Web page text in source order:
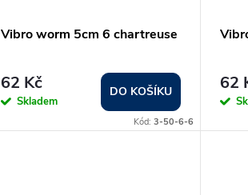
Vibro worm 5cm 6 chartreuse
62 Kč
Skladem
DO KOŠÍKU
Kód:3-50-6-6
62